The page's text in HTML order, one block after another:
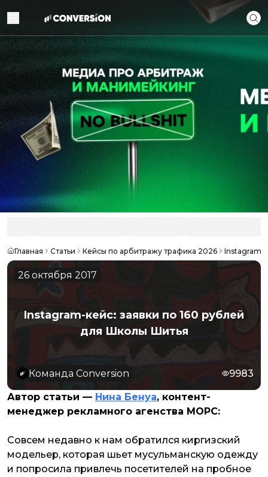
Главная Статьи Кейсы по арбитражу трафика 2026 Instagram-
26 октября 2017
Instagram-кейс: заявки по 160 рублей
для Школы Шитья
Команда Conversion 9983
Автор статьи — Нина Бенуа, контент-
менеджер рекламного агенства МОРС:
Совсем недавно к нам обратился киргизский
модельер, которая шьет мусульманскую одежду
и попросила привлечь посетителей на пробное